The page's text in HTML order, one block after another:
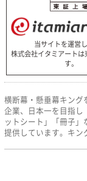
当サイトを運営
株式会社イタミアート
す。
横断幕・懸垂幕キング
企業、日本一を目指し
ットシート」「冊子
提供しています。キン